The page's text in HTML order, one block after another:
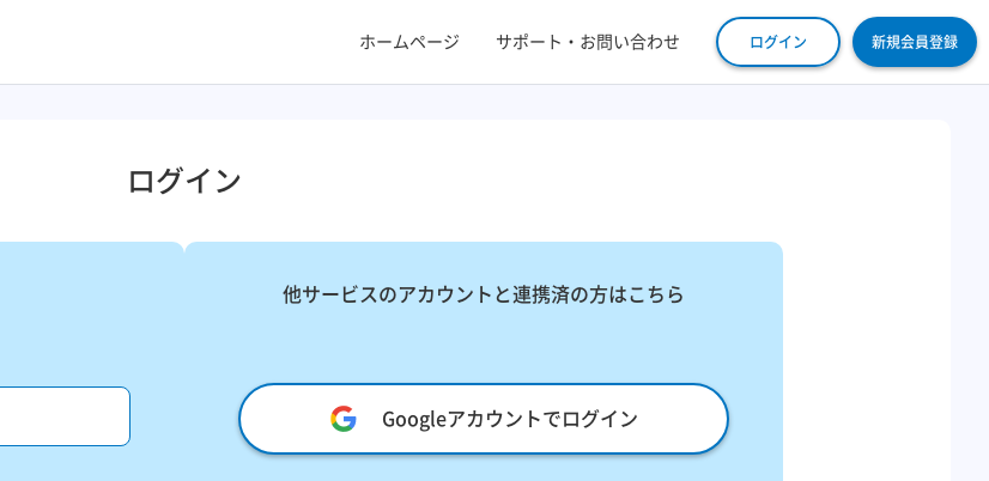
ホームページ サポート・お問い合わせ ログイン 新規会員登録
ログイン
他サービスのアカウントと連携済の方はこちら
Googleアカウントでログイン